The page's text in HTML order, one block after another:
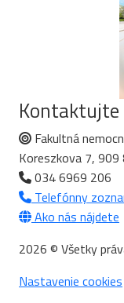
Kontaktujte
Fakultná
Koreszkova 7, 909
034 6969 206
Telefónny
Ako nás nájdete
2026 © Všetky
Nastavenie cookies